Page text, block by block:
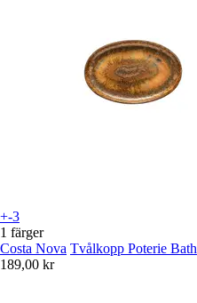
+-3
1 färger
Costa Nova Tvålkopp Poterie Bath
189,00 kr